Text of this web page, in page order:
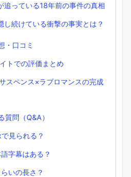
っている18年前の事件の真相
続けている衝撃の事実とは？
・口コミ
トでの評価まとめ
スペンス×ラブロマンスの完成
質問（Q&A）
見られる？
字幕はある？
いの長さ？